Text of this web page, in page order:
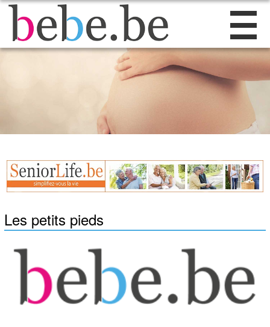
Les petits pieds